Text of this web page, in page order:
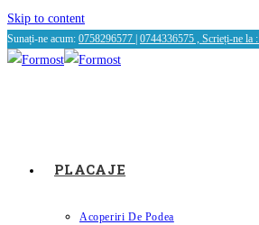
Skip to content
Sunați-ne acum: 0758296577 0744336575 , Scrieți-ne la :
PLACAJE
Acoperiri De Podea